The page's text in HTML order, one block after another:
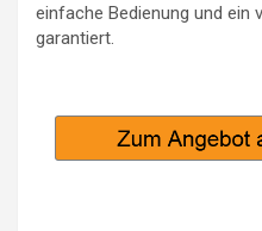
einfache Bedienung und ein
garantiert.